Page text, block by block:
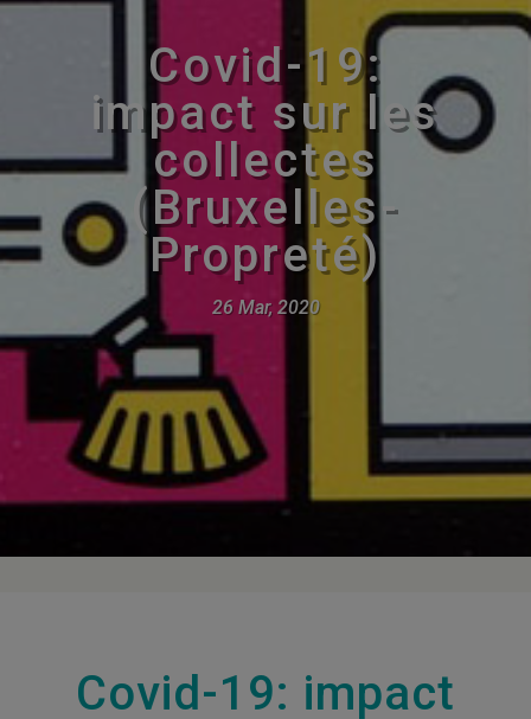
Covid-19:
impact sur les
collectes
(Bruxelles-
Propreté)
26 Mar, 2020
Covid-19: impact